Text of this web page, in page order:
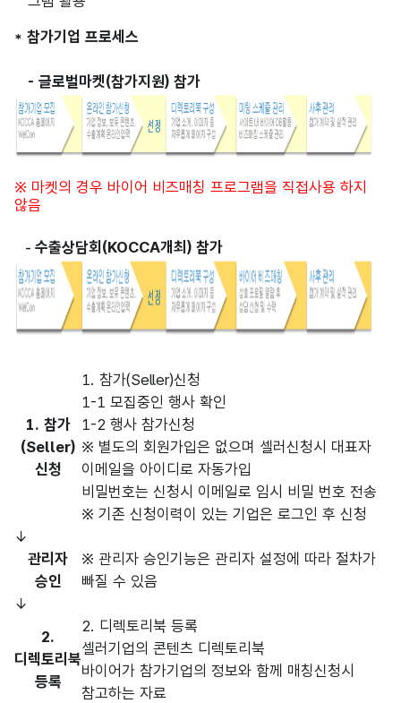
* 참가기업 프로세스
- 글로벌마켓(참가지원) 참가
※ 마켓의 경우 바이어 비즈매칭 프로그램을 직접사용 하지
않음
- 수출상담회(KOCCA개최) 참가
1. 참가
(Seller)
신청
1. 참가(Seller)신청
1-1 모집중인 행사 확인
1-2 행사 참가신청
※ 별도의 회원가입은 없으며 셀러신청시 대표자
이메일을 아이디로 자동가입
비밀번호는 신청시 이메일로 임시 비밀 번호 전송
※ 기존 신청이력이 있는 기업은 로그인 후 신청
↓
관리자
승인
※ 관리자 승인기능은 관리자 설정에 따라 절차가
빠질 수 있음
↓
2.
디렉토리북
등록
2. 디렉토리북 등록
셀러기업의 콘텐츠 디렉토리북
바이어가 참가기업의 정보와 함께 매칭신청시
참고하는 자료